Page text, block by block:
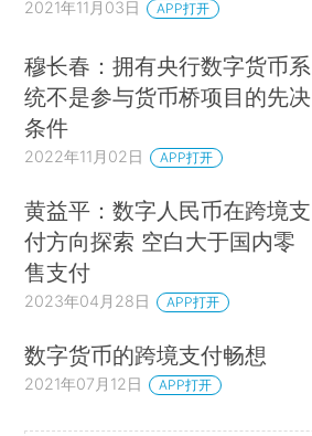
2021年11月03日 APP打开
穆长春：拥有央行数字货币系
统不是参与货币桥项目的先决
条件
2022年11月02日 APP打开
黄益平：数字人民币在跨境支
付方向探索 空白大于国内零
售支付
2023年04月28日 APP打开
数字货币的跨境支付畅想
2021年07月12日 APP打开